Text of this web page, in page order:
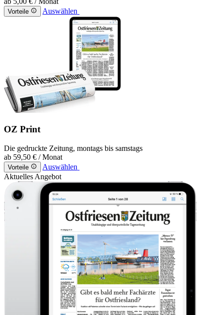
Vorteile Auswählen
OZ Print
Die gedruckte Zeitung, montags bis samstags
ab 59,50 € / Monat
Vorteile
Auswählen
Aktuelles Angebot